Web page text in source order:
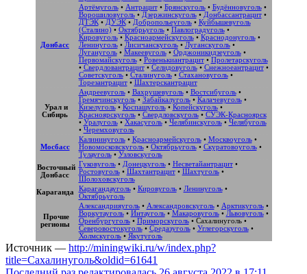
Донбасс
Артёмуголь• Антрацит• Брянскуголь• Будённовуголь•
Ворошиловуголь• Дзержинскуголь• Донбассантрацит•
ДТЭК• ДУЭК• Добропольеуголь• Куйбышевуголь
(Сталино)• Октябрьуголь• Павлоградуголь•
Кировуголь• Красноармейскуголь• Краснодонуголь•
Ленинуголь• Лисичанскуголь• Луганскуголь•
Лугануголь• Макеевуголь• Орджоникидзеуголь•
Первомайскуголь• Ровенькиантрацит• Пролетарскуголь
• Свердловантрацит• Селидовуголь• Снежноеантрацит•
Советскуголь• Сталинуголь• Стахановуголь•
Торезантрацит• Шахтерскантрацит
Урал и
Сибирь
Андреевуголь• Вахрушевуголь• Востсибуголь•
Гремячинскуголь• Забайкалуголь• Калачевуголь•
Кизелуголь• Коспашуголь• Копейскуголь•
Красноярскуголь• Свердловскуголь• СУЭК-Красноярск
• Уралуголь• Хакасуголь• Челябинскуголь• Челябуголь
• Черемховуголь
Мосбасс
Калининуголь• Красноармейскуголь• Москвоуголь•
Новомосковскуголь• Октябрьуголь• Скуратовоуголь•
Тулауголь• Узловскуголь
Восточный
Донбасс
Гуковуголь• Донецкуголь• Несветайантрацит•
Ростовуголь• Шахтантрацит• Шахтуголь•
Шолоховскуголь
Караганда
Карагандауголь• Кировуголь• Ленинуголь•
Октябрьуголь
Прочие
регионы
Александрияуголь• Александровскуголь• Арктикуголь•
Воркутауголь• Интауголь• Макаровуголь• Львовуголь•
Оренбургуголь• Приморскуголь• Сахалинуголь•
Северовостокуголь• Средазуголь• Углегорскуголь•
Холмскуголь• Якутуголь
Источник — http://miningwiki.ru/w/index.php?
title=Сахалинуголь&oldid=61641